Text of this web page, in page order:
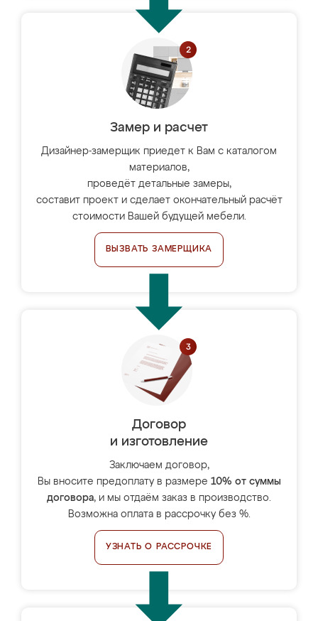
Замер и расчет
Дизайнер-замерщик приедет к Вам с каталогом
материалов,
проведёт детальные замеры,
составит проект и сделает окончательный расчёт
стоимости Вашей будущей мебели.
ВЫЗВАТЬ ЗАМЕРЩИКА
Договор
и изготовление
Заключаем договор,
Вы вносите предоплату в размере 10% от суммы
договора, и мы отдаём заказ в производство.
Возможна оплата в рассрочку без %.
УЗНАТЬ О РАССРОЧКЕ